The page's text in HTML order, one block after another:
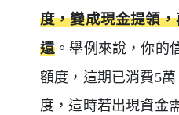
度，變成現金提領
還 。舉例來說，你的
額度，這期已消費5
度，這時若出現資金